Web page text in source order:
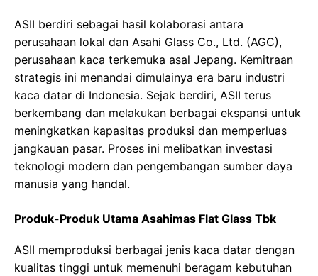
ASII berdiri sebagai hasil kolaborasi antara
perusahaan lokal dan Asahi Glass Co., Ltd. (AGC),
perusahaan kaca terkemuka asal Jepang. Kemitraan
strategis ini menandai dimulainya era baru industri
kaca datar di Indonesia. Sejak berdiri, ASII terus
berkembang dan melakukan berbagai ekspansi untuk
meningkatkan kapasitas produksi dan memperluas
jangkauan pasar. Proses ini melibatkan investasi
teknologi modern dan pengembangan sumber daya
manusia yang handal.
Produk-Produk Utama Asahimas Flat Glass Tbk
ASII memproduksi berbagai jenis kaca datar dengan
kualitas tinggi untuk memenuhi beragam kebutuhan